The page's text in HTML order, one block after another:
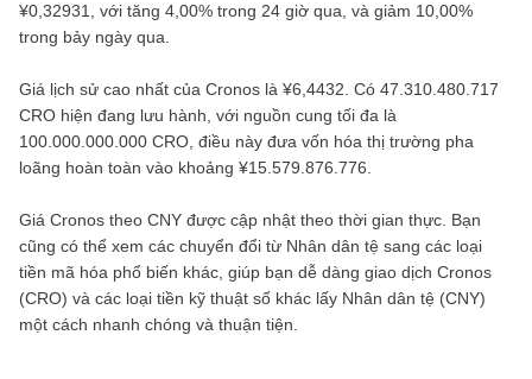
¥0,32931
, với tăng 4,00% trong 24 giờ qua, và giảm 10,00%
trong bảy ngày qua.
Giá lịch sử cao nhất của Cronos là ¥6,4432 . Có 47.310.480.717
CRO hiện đang lưu hành, với nguồn cung tối đa là
100.000.000.000 CRO , điều này đưa vốn hóa thị trường pha
loãng hoàn toàn vào khoảng ¥15.579.876.776
Giá Cronos theo CNY được cập nhật theo thời gian thực. Bạn
cũng có thể xem các chuyển đổi từ Nhân dân tệ sang các loại
tiền mã hóa phổ biến khác, giúp bạn dễ dàng giao dịch Cronos
(CRO) và các loại tiền kỹ thuật số khác lấy Nhân dân tệ (CNY)
một cách nhanh chóng và thuận tiện.